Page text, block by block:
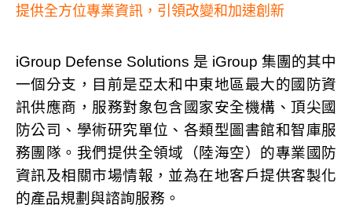
提供全方位專業資訊，引領改變和加速創新
iGroup Defense Solutions 是 iGroup 集團的其中
一個分支，目前是亞太和中東地區最大的國防資
訊供應商，服務對象包含國家安全機構、頂尖國
防公司、學術研究單位、各類型圖書館和智庫服
務團隊。我們提供全領域（陸海空）的專業國防
資訊及相關市場情報，並為在地客戶提供客製化
的產品規劃與諮詢服務。